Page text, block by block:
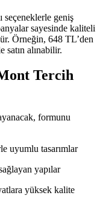
geniş
sayesinde kaliteli
Örneğin, 648 TL’den
satın alınabilir.
Tercih
formunu
uyumlu tasarımlar
yapılar
yüksek kalite